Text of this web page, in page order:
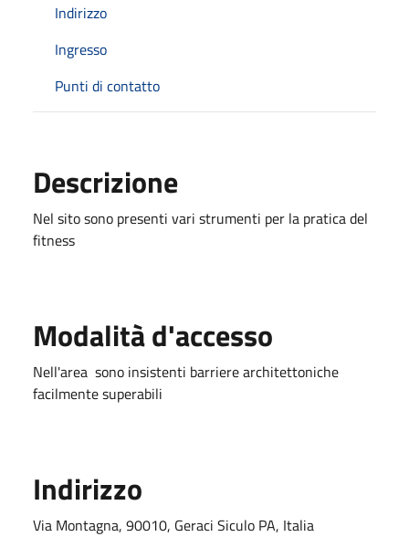
Indirizzo
Ingresso
Punti di contatto
Descrizione
Nel sito sono presenti vari strumenti per la pratica del
fitness
Modalità d'accesso
Nell'area sono insistenti barriere architettoniche
facilmente superabili
Indirizzo
Via Montagna, 90010, Geraci Siculo PA, Italia